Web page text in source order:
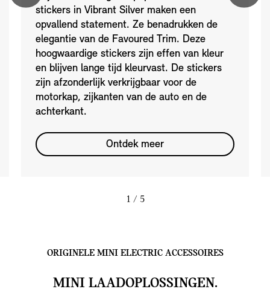
stickers in Vibrant Silver maken een
opvallend statement. Ze benadrukken de
elegantie van de Favoured Trim. Deze
hoogwaardige stickers zijn effen van kleur
en blijven lange tijd kleurvast. De stickers
zijn afzonderlijk verkrijgbaar voor de
motorkap, zijkanten van de auto en de
achterkant.
Ontdek meer
1 / 5
ORIGINELE MINI ELECTRIC ACCESSOIRES
MINI LAADOPLOSSINGEN.